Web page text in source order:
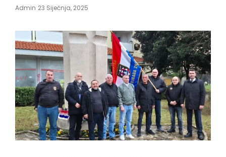
Admin Posted
23 Siječnja, 2025